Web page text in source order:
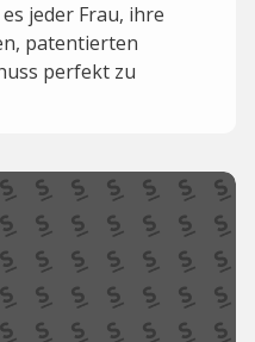
jeder Frau, ihre
patentierten
perfekt zu